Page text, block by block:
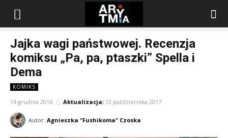
arytmia.eu
Jajka wagi państwowej. Recenzja
komiksu „Pa, pa, ptaszki” Spella i
Dema
KOMIKS
14 grudnia 2016 Aktualizacja: 13 października 2017
Autor: Agnieszka "Fushikoma" Czoska